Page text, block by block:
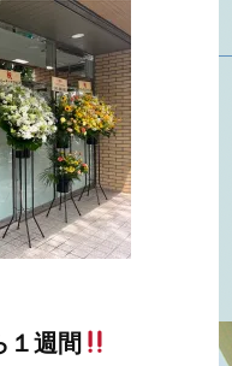
１週間